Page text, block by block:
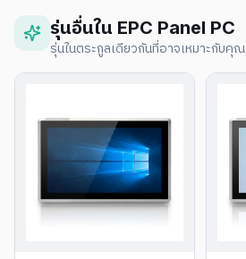
รุ่นอื่นใน EPC Panel PC
รุ่นในตระกูลเดียวกันที่อาจเหมาะกับคุณ